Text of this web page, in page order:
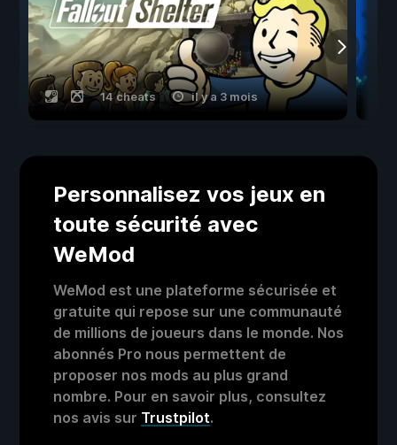
14 cheats il y a 3 mois
Personnalisez vos jeux en
toute sécurité avec
WeMod
WeMod est une plateforme sécurisée et
gratuite qui repose sur une communauté
de millions de joueurs dans le monde. Nos
abonnés Pro nous permettent de
proposer nos mods au plus grand
nombre. Pour en savoir plus, consultez
nos avis sur Trustpilot.